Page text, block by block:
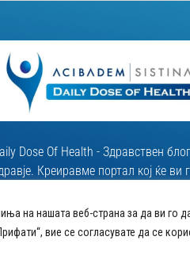
на нашата веб-страна за да ви го
вие се согласувате да се
Dose Of Health - Здравствен
Креиравме портал кој ќе